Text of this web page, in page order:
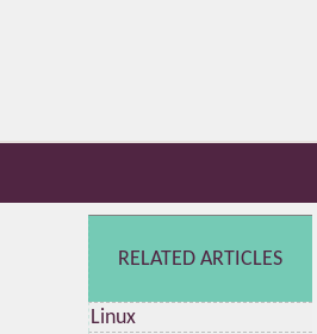
RELATED ARTICLES
Linux